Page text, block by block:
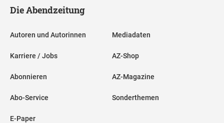
Die Abendzeitung
Autoren und Autorinnen
Karriere / Jobs
Abonnieren
Abo-Service
E-Paper
Mediadaten
AZ-Shop
AZ-Magazine
Sonderthemen